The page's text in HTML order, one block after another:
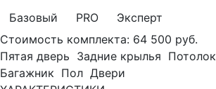
Базовый PRO
Эксперт
Стоимость комплекта: 64 500 руб.
Пятая дверь Задние крылья Потолок
Багажник Пол Двери